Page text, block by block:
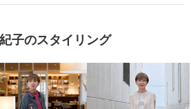
子のスタイリング